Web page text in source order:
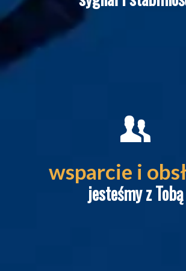
wsparcie i
jesteśmy z Tobą
Virtual Telecom
usług. Jesteśmy do